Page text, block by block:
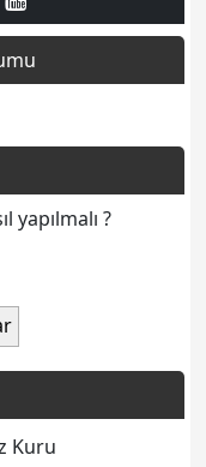
yapılmalı ?
Kuru